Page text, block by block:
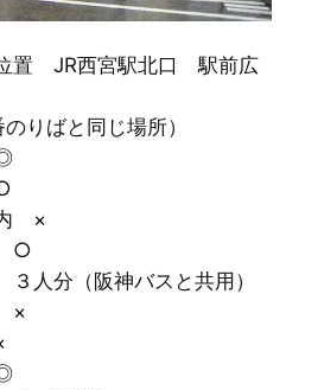
置 JR西宮駅北口 駅前広
りばと同じ場所）
内 ×
○
人分（阪神バスと共用）
×